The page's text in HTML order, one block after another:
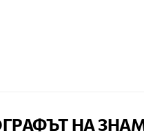
НА